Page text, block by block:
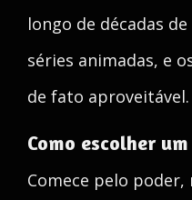
longo de décadas
séries animadas, e
de fato aproveitável.
Como escolher
Comece pelo